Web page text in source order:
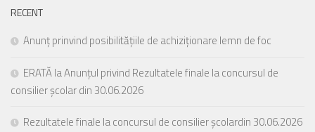
RECENT
Anunț prinvind posibilitățiile de achiziționare lemn de foc
ERATĂ la Anunțul privind Rezultatele finale la concursul de
consilier școlar din 30.06.2026
Rezultatele finale la concursul de consilier școlardin 30.06.2026